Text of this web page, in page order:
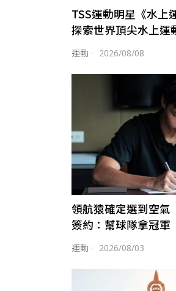
TSS運動明星《水上
探索世界頂尖水上運
運動 · 2026/08/08
領航猿確定選到空
簽約：幫球隊拿冠軍
運動 · 2026/08/03